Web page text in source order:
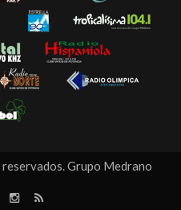
Grupo Medrano
I R